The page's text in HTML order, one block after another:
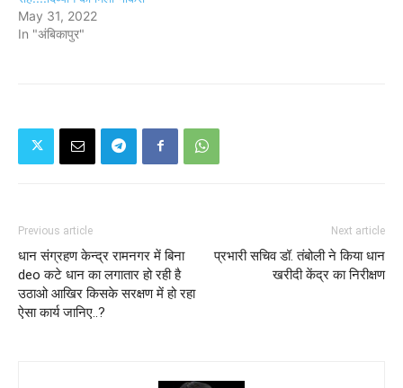
May 31, 2022
In "अंबिकापुर"
Previous article
धान संग्रहण केन्द्र रामनगर में बिना
deo कटे धान का लगातार हो रही है
उठाओ आखिर किसके सरक्षण में हो रहा
ऐसा कार्य जानिए..?
Next article
प्रभारी सचिव डॉ. तंबोली ने किया धान
खरीदी केंद्र का निरीक्षण